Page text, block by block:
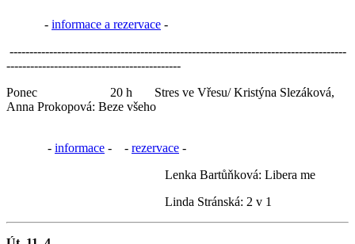
- informace a rezervace -
-------------------------------------------------------------------------------------
--------------------------------------------
Ponec 20 h Stres ve Vřesu/ Kristýna Slezáková,
Anna Prokopová: Beze všeho
- informace - - rezervace -
Lenka Bartůňková: Libera me
Linda Stránská: 2 v 1